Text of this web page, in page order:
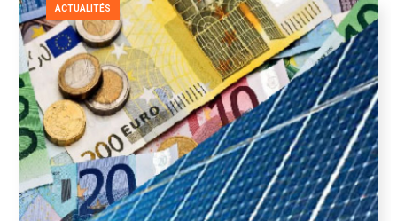
ACTUALITÉS